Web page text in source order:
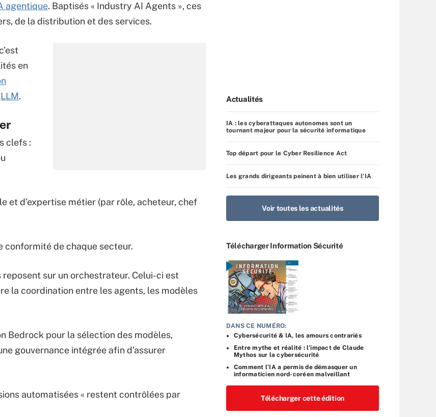
agentique. Baptisés « Industry AI Agents », ces
de la distribution et des services.
en
LLM.
clefs :
et d’expertise métier (par rôle, acheteur, chef
conformité de chaque secteur.
sur un orchestrateur. Celui-ci est
la coordination entre les agents, les modèles
Bedrock pour la sélection des modèles,
gouvernance intégrée afin d’assurer
automatisées « restent contrôlées par
Actualités
IA : les cyberattaques autonomes sont un
tournant majeur pour la sécurité informatique
Top départ pour le Cyber Resilience Act
Les grands dirigeants peinent à bien utiliser l’IA
Voir toutes les actualités
Télécharger Information Sécurité
DANS CE NUMÉRO:
Cybersécurité & IA, les amours contrariés
Entre mythe et réalité : l’impact de Claude
Mythos sur la cybersécurité
Comment l’IA a permis de démasquer un
informaticien nord-coréen malveillant
Télécharger cette édition